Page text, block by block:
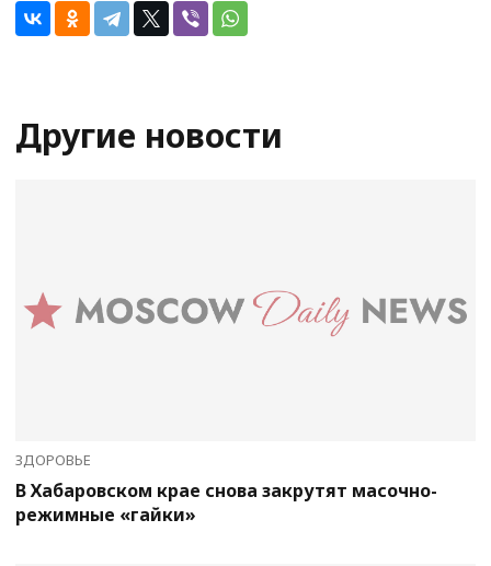
Другие новости
ЗДОРОВЬЕ
В Хабаровском крае снова закрутят масочно-
режимные «гайки»